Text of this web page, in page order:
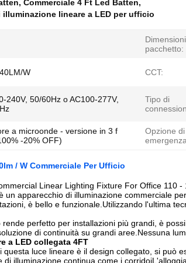
, Commerciale 4 Ft Led Batten,
lineare a LED per ufficio
pacchetto:
W CCT:
240V, 50/60Hz o AC100-277V,
Tipo di
a microonde - versione in 3 f
-20% OFF)
Opzione di
/ W Commerciale Per Ufficio
Linear Lighting Fixture For Office 110 -
un apparecchio di illuminazione commerciale
è bello e funzionale.Utilizzando l'ultima
perfetto per installazioni più grandi, è
di continuità su grandi aree.Nessuna
a LED collegata 4FT
questa luce lineare è il design collegato, si può
di illuminazione continua come i